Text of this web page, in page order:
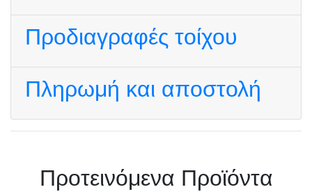
Προδιαγραφές τοίχου
Πληρωμή και αποστολή
Πρoτεινόμενα Προϊόντα